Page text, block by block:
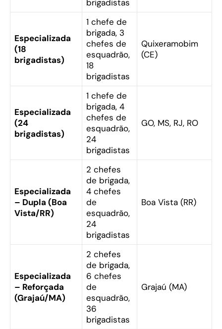
brigadistas
Especializada
(18
brigadistas)
1 chefe de
brigada, 3
chefes de
esquadrão,
18
brigadistas
Quixeramobim
(CE)
Especializada
(24
brigadistas)
1 chefe de
brigada, 4
chefes de
esquadrão,
24
brigadistas
GO, MS, RJ, RO
Especializada
– Dupla (Boa
Vista/RR)
2 chefes
de brigada,
4 chefes
de
esquadrão,
24
brigadistas
Boa Vista (RR)
Especializada
– Reforçada
(Grajaú/MA)
2 chefes
de brigada,
6 chefes
de
esquadrão,
36
brigadistas
Grajaú (MA)